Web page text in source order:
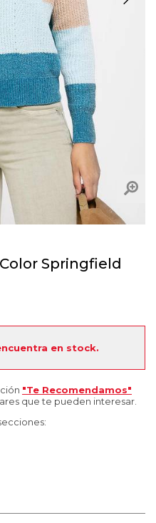
Springfield
en stock.
"Te Recomendamos"
que te pueden interesar.